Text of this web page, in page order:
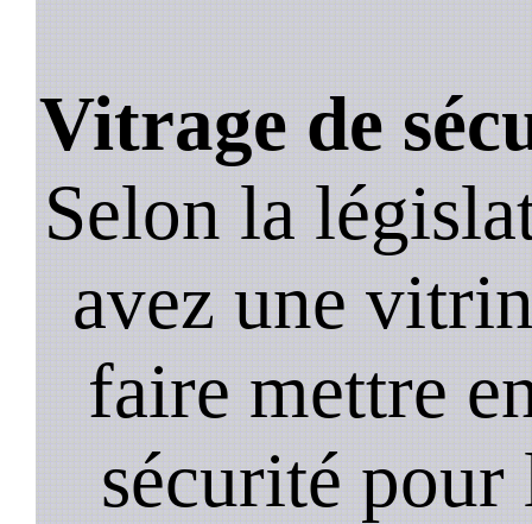
Vitrage de
Selon la
avez une
faire mettre
sécurité pour